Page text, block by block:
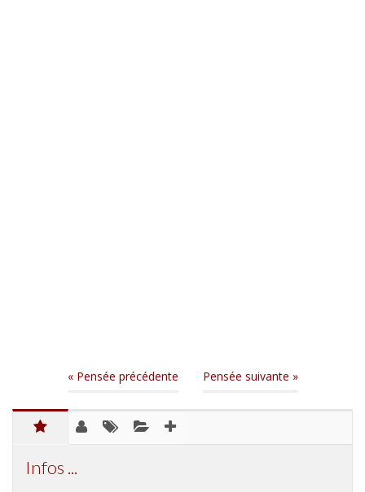
« Pensée précédente Pensée suivante »
Infos ...